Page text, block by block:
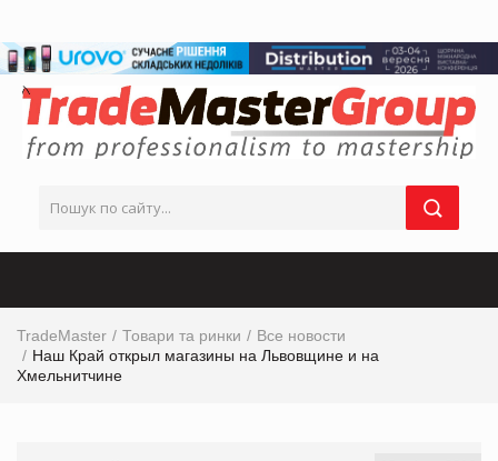
TradeMaster Товари та ринки
Все новости
Наш Край открыл магазины на Львовщине и на
Хмельнитчине